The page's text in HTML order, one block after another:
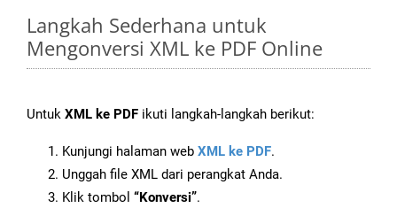
Langkah Sederhana untuk
Mengonversi XML ke PDF Online
Untuk XML ke PDF ikuti langkah-langkah berikut:
Kunjungi halaman web XML ke PDF.
Unggah file XML dari perangkat Anda.
Klik tombol “Konversi”.